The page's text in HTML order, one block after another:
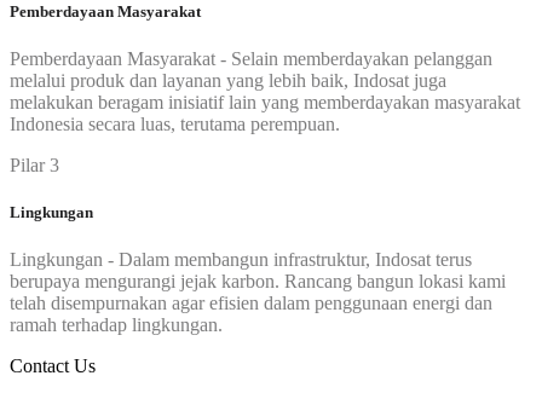
Pemberdayaan Masyarakat
Pemberdayaan Masyarakat - Selain memberdayakan pelanggan
melalui produk dan layanan yang lebih baik, Indosat juga
melakukan beragam inisiatif lain yang memberdayakan masyarakat
Indonesia secara luas, terutama perempuan.
Pilar 3
Lingkungan
Lingkungan - Dalam membangun infrastruktur, Indosat terus
berupaya mengurangi jejak karbon. Rancang bangun lokasi kami
telah disempurnakan agar efisien dalam penggunaan energi dan
ramah terhadap lingkungan.
Contact Us